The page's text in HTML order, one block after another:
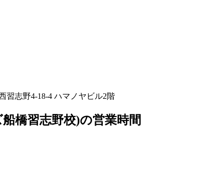
志野4-18-4 ハマノヤビル2階
橋習志野校)の営業時間